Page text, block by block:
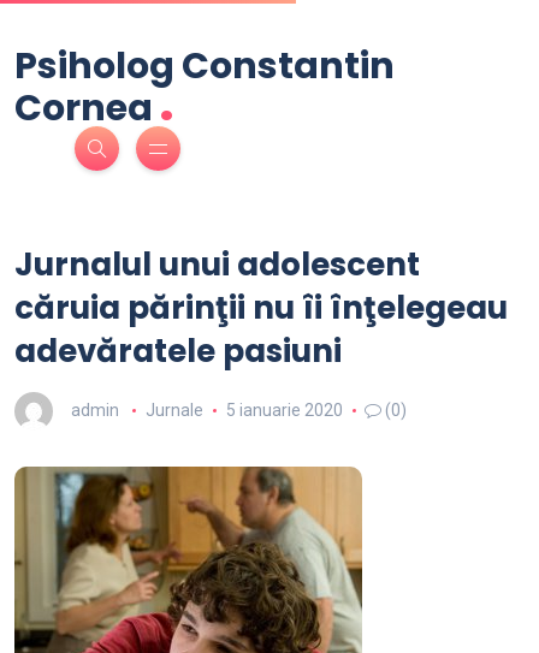
Psiholog Constantin
Cornea.
Jurnalul unui adolescent
căruia părinţii nu îi înţelegeau
adevăratele pasiuni
admin Jurnale 5 ianuarie 2020 (0)